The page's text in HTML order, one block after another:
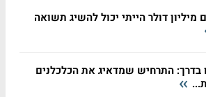
מיליון דולר הייתי יכול להשיג תשואה
בדרך: התרחיש שמדאיג את הכלכלנים